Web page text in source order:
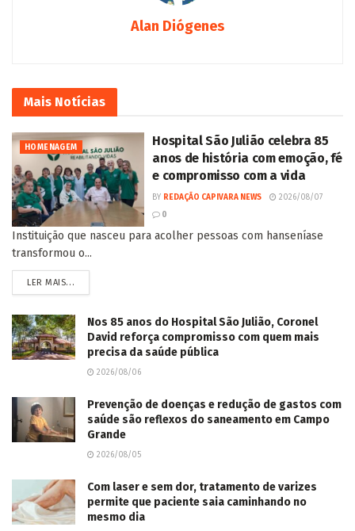
Alan Diógenes
Mais Notícias
HOMENAGEM
Hospital São Julião celebra 85
anos de história com emoção, fé
e compromisso com a vida
BY REDAÇÃO CAPIVARA NEWS
2026/08/07
0
Instituição que nasceu para acolher pessoas com hanseníase
transformou o...
LER MAIS...
Nos 85 anos do Hospital São Julião, Coronel
David reforça compromisso com quem mais
precisa da saúde pública
2026/08/06
Prevenção de doenças e redução de gastos com
saúde são reflexos do saneamento em Campo
Grande
2026/08/05
Com laser e sem dor, tratamento de varizes
permite que paciente saia caminhando no
mesmo dia